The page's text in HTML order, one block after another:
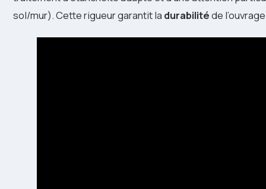
sol/mur). Cette rigueur garantit la durabilitéde